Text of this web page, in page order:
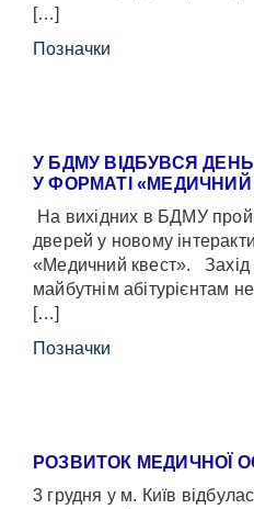
[…]
Позначки
У БДМУ ВІДБУВСЯ
У ФОРМАТІ «МЕДИЧНИЙ
На вихідних в БДМУ
дверей у новому
«Медичний квест». Захід
майбутнім абітурієнтам
[…]
Позначки
РОЗВИТОК МЕДИЧНОЇ
3 грудня у м. Київ